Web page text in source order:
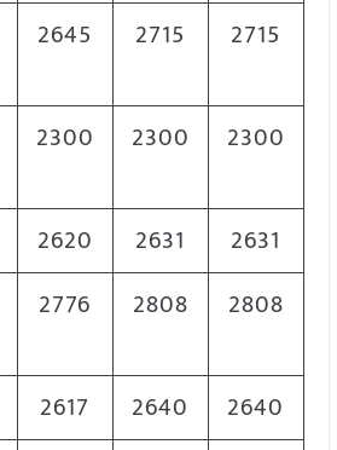
2645 2715 2715
2300 2300 2300
2620 2631
2631
2776 2808 2808
2617 2640
2640